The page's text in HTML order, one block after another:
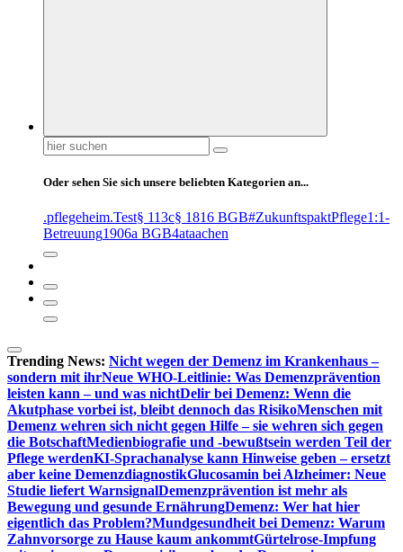
Suchen
nach:
Oder sehen Sie sich unsere beliebten Kategorien an...
.pflegeheim.Test§ 113c§ 1816 BGB#ZukunftspaktPflege1:1-
Betreuung1906a BGB4ataachen
Trending News: Nicht wegen der Demenz im Krankenhaus –
sondern mit ihrNeue WHO-Leitlinie: Was Demenzprävention
leisten kann – und was nichtDelir bei Demenz: Wenn die
Akutphase vorbei ist, bleibt dennoch das RisikoMenschen mit
Demenz wehren sich nicht gegen Hilfe – sie wehren sich gegen
die BotschaftMedienbiografie und -bewußtsein werden Teil der
Pflege werdenKI-Sprachanalyse kann Hinweise geben – ersetzt
aber keine DemenzdiagnostikGlucosamin bei Alzheimer: Neue
Studie liefert WarnsignalDemenzprävention ist mehr als
Bewegung und gesunde ErnährungDemenz: Wer hat hier
eigentlich das Problem?Mundgesundheit bei Demenz: Warum
Zahnvorsorge zu Hause kaum ankommtGürtelrose-Impfung